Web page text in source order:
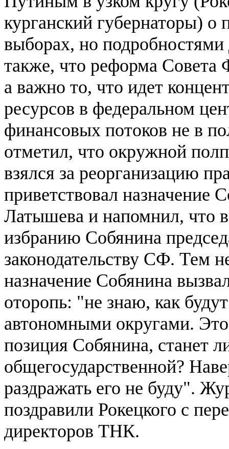
курганский губернаторы) о
выборах, но подробностями
также, что реформа Совета
а важно то, что идет
ресурсов в федеральном
финансовых потоков не в
отметил, что окружной
взялся за реорганизацию
приветствовал назначение
Латышева и напомнил, что
избранию Собянина
законодательству СФ. Тем
назначение Собянина
оторопь: "не знаю, как
автономными округами.
позиция Собянина, станет
общегосударственной?
раздражать его не буду".
поздравили Рокецкого с
директоров ТНК.